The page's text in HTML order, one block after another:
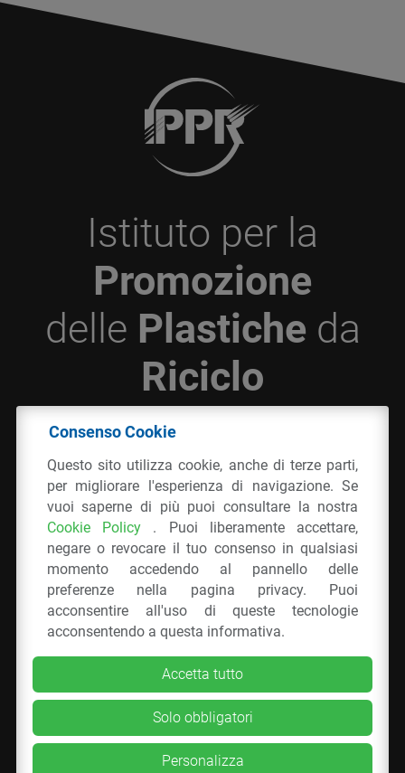
Istituto per la
Promozione
delle Plastiche da
Riciclo
Plastiche da Riciclo
C.F. 97381090154
Via San Vittore 36 20123Milano (MI)
Tel.: 02 43928225.
Tutti i diritti riservati Privacy Policy &Cookie
Consenso Cookie
Questo sito utilizza cookie, anche di terze parti,
per migliorare l'esperienza di navigazione. Se
vuoi saperne di più puoi consultare la nostra
Cookie Policy . Puoi liberamente accettare,
negare o revocare il tuo consenso in qualsiasi
momento accedendo al pannello delle
preferenze nella pagina privacy. Puoi
acconsentire all'uso di queste tecnologie
acconsentendo a questa informativa.
Accetta tutto
Solo obbligatori
Personalizza